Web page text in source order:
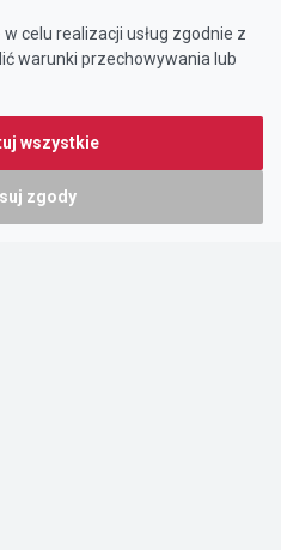
celu realizacji usług zgodnie z
warunki przechowywania lub
wszystkie
zgody